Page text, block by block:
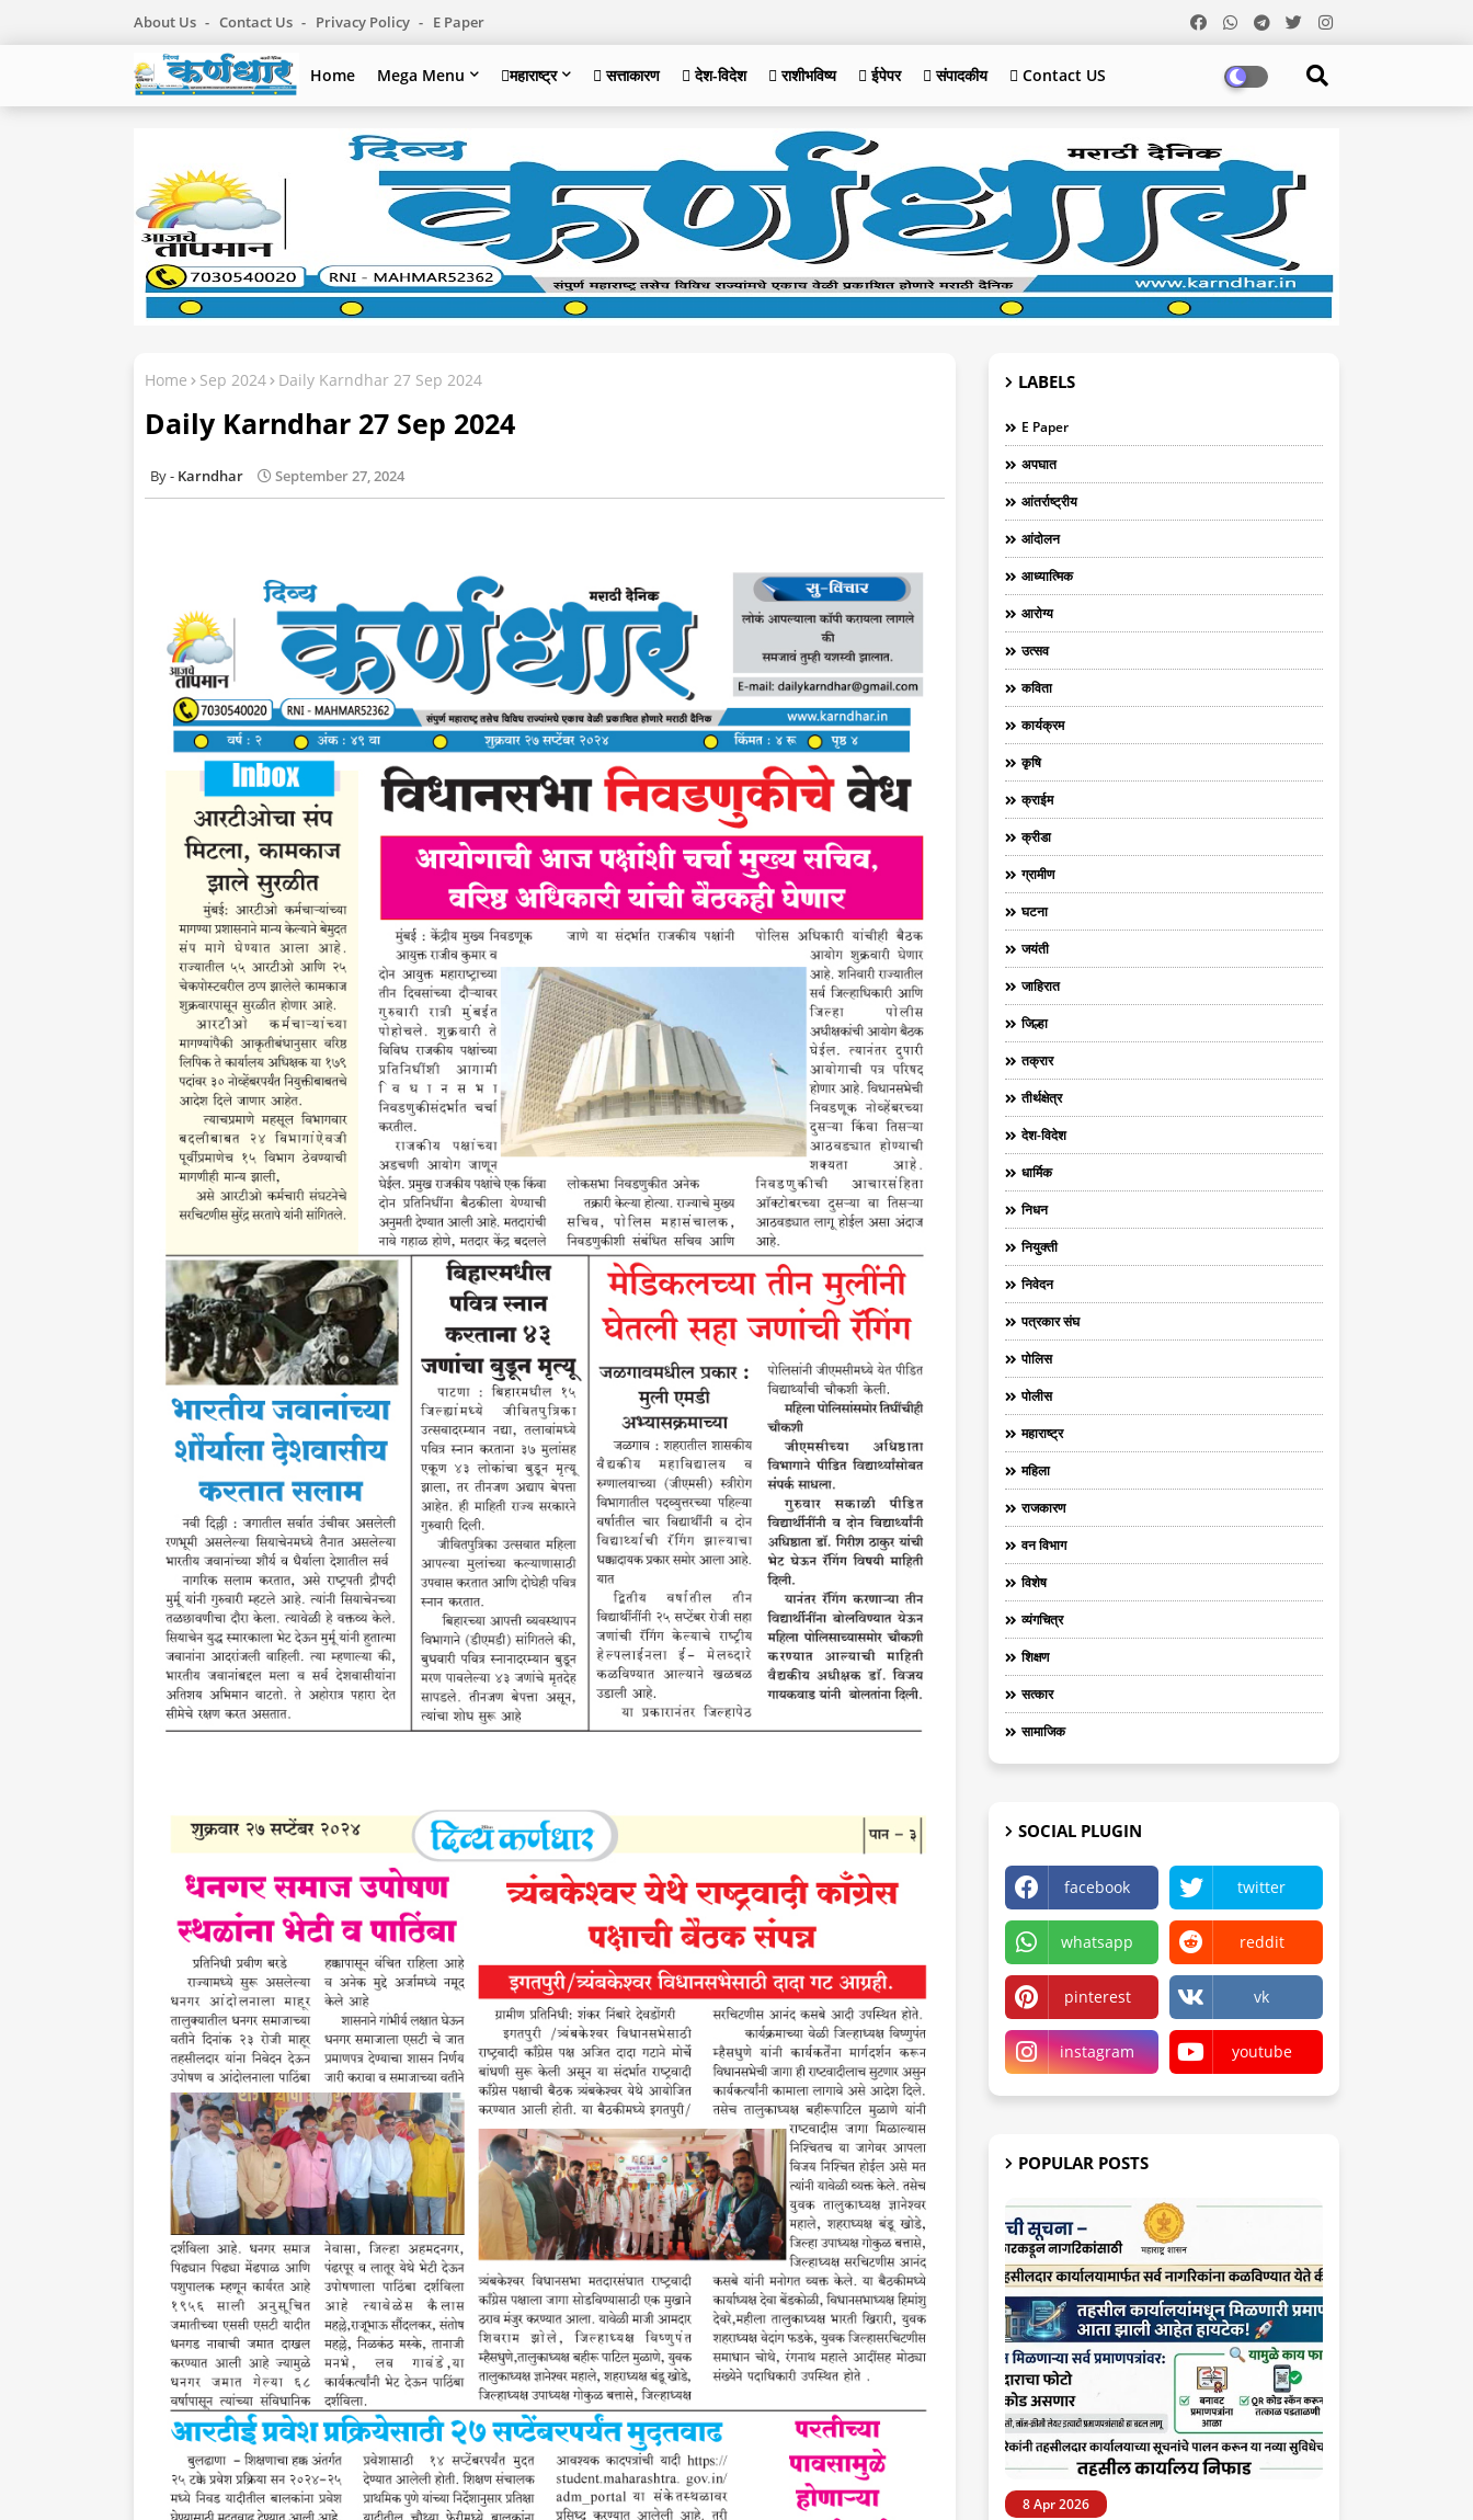
About Us Contact Us Privacy Policy E Paper
Home Mega Menu महाराष्ट्र  सत्ताकारण  देश-विदेश  राशीभविष्य  ईपेपर  संपादकीय  Contact US
Home Sep 2024 Daily Karndhar 27 Sep 2024
Daily Karndhar 27 Sep 2024
Karndhar September 27, 2024
LABELS
E Paper
अपघात
आंतर्राष्ट्रीय
आंदोलन
आध्यात्मिक
आरोग्य
उत्सव
कविता
कार्यक्रम
कृषि
क्राईम
क्रीडा
ग्रामीण
घटना
जयंती
जाहिरात
जिल्हा
तक्रार
तीर्थक्षेत्र
देश-विदेश
धार्मिक
निधन
नियुक्ती
निवेदन
पत्रकार संघ
पोलिस
पोलीस
महाराष्ट्र
महिला
राजकारण
वन विभाग
विशेष
व्यंगचित्र
शिक्षण
सत्कार
सामाजिक
SOCIAL PLUGIN
facebook twitter
whatsapp reddit
pinterest vk
instagram youtube
POPULAR POSTS
8 Apr 2026